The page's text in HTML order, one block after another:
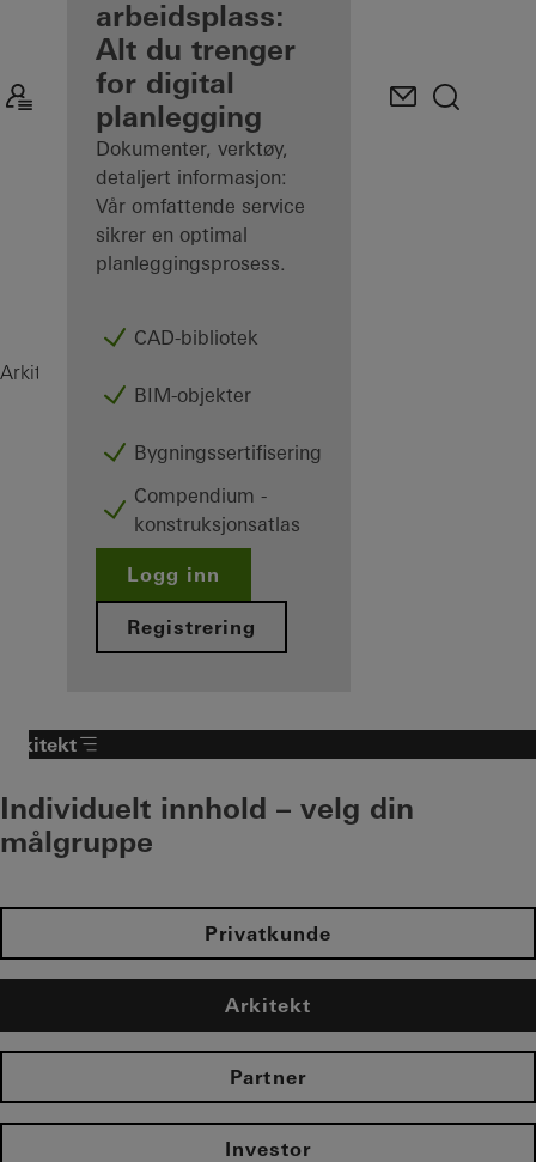
som registrert
arkitekt
Oppdag Min
arbeidsplass
arbeidsplass:
Alt du trenger
for digital
planlegging
Dokumenter, verktøy,
detaljert informasjon:
Vår omfattende service
sikrer en optimal
planleggingsprosess.
CAD-bibliotek
BIM-objekter
Bygningssertifisering
Compendium -
konstruksjonsatlas
Logg inn
Registrering
Arkitekt
Arkitekt
Individuelt innhold – velg din
målgruppe
Privatkunde
Arkitekt
Partner
Investor